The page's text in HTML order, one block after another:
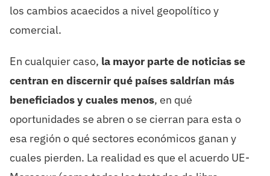
los cambios acaecidos a nivel geopolítico y
comercial.
En cualquier caso, la mayor parte de noticias se
centran en discernir qué países saldrían más
beneficiados y cuales menos, en qué
oportunidades se abren o se cierran para esta o
esa región o qué sectores económicos ganan y
cuales pierden. La realidad es que el acuerdo UE-